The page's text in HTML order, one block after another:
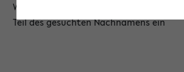
Wählen Sie die Einrichtung aus und/oder
Teil des gesuchten Nachnamens ein